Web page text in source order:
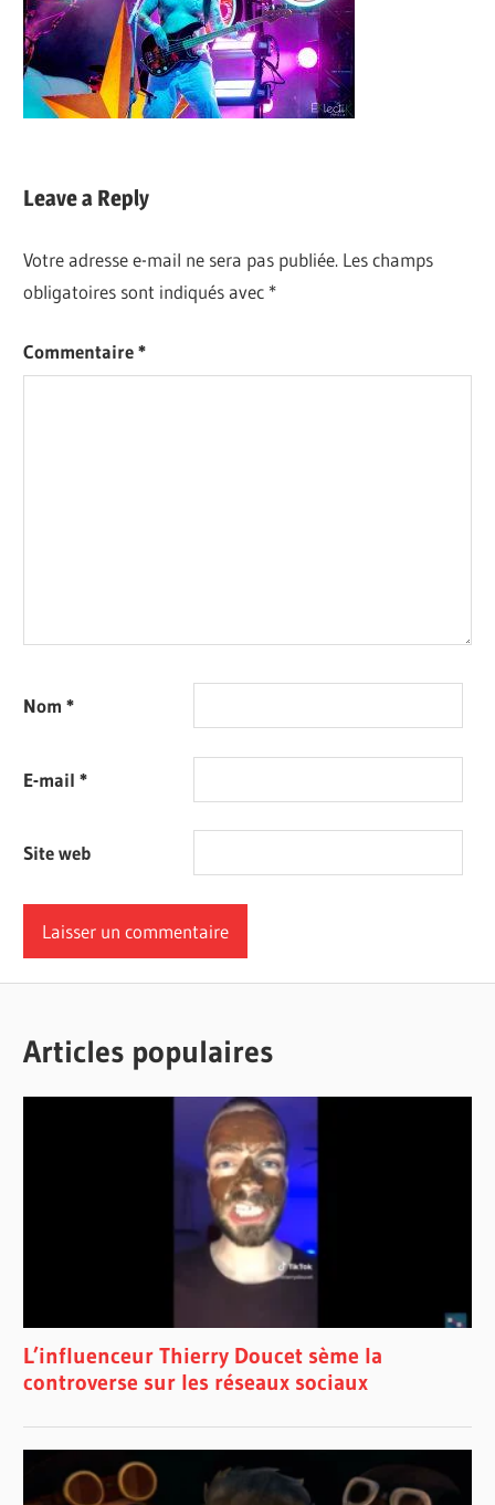
Leave a Reply
Votre adresse e-mail ne sera pas publiée. Les champs
obligatoires sont indiqués avec *
Commentaire*
Nom*
E-mail*
Site web
Articles populaires